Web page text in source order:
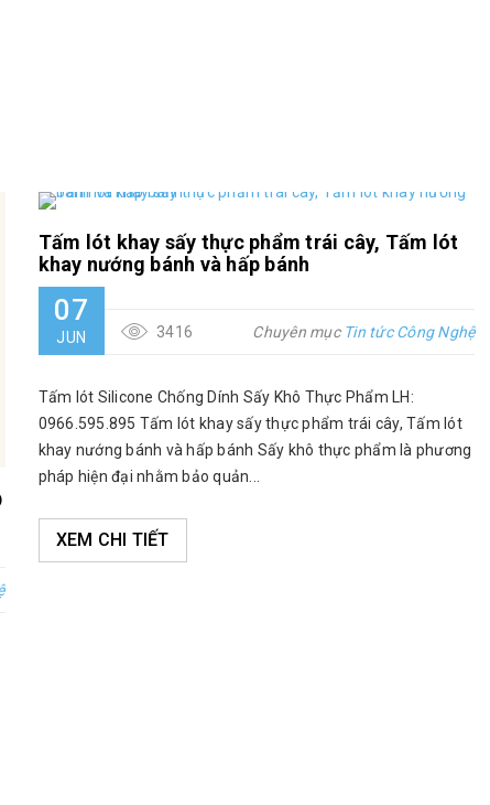
Tấm lót khay sấy thực phẩm trái cây, Tấm lót
khay nướng bánh và hấp bánh
07
JUN 3416 Chuyên mục Tin tức Công Nghệ
Tấm lót Silicone Chống Dính Sấy Khô Thực Phẩm LH:
0966.595.895 Tấm lót khay sấy thực phẩm trái cây, Tấm lót
khay nướng bánh và hấp bánh Sấy khô thực phẩm là phương
pháp hiện đại nhằm bảo quản...
XEM CHI TIẾT